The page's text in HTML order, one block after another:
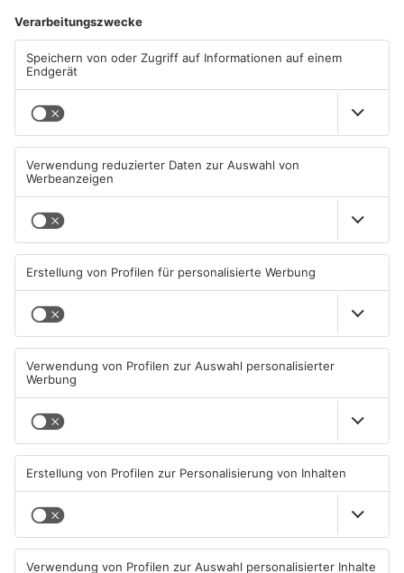
Mehr aus
Aschaffenburg
TOPNEWS
Große Baustelle in
Aschaffenburger Innenstadt
beendet
05.08.2026, 06:40 UHR IN
ASCHAFFENBURG
Feuerwerk löst wohl Brand in
Aschaffenburg-Schweinheim
aus
Aschaffenburg: Prozess um
schweren E-Scooter-Raub
AB: Sperrmüllpresse brennt
auf Recyclinghof